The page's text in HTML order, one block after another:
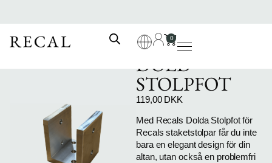
0
DOLD
STOLPFOT
119,00 DKK
Med Recals Dolda Stolpfot för
Recals staketstolpar får du inte
bara en elegant design för din
altan, utan också en problemfri